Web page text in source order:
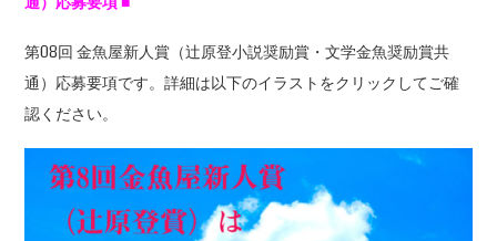
第08回 金魚屋新人賞（辻原登小説奨励賞・文学金魚奨励賞共
通）応募要項です。詳細は以下のイラストをクリックしてご確
認ください。